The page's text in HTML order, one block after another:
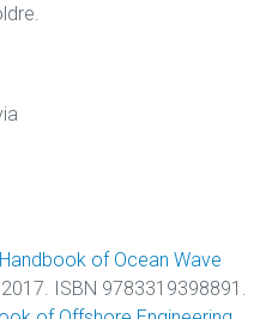
Handbook of Ocean Wave
2017. ISBN 9783319398891.